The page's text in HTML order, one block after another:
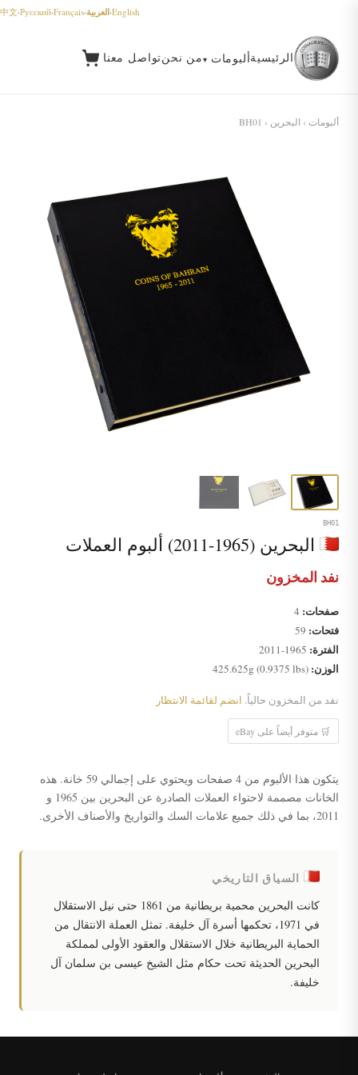
English
·العربية·
Français
·
Русский
·
中文
الرئيسيةألبومات من نحنتواصل معنا
ألبومات › البحرين › BH01
BH01
البحرين (1965-2011) ألبوم العملات
نفد المخزون
صفحات:
فتحات:
الفترة:
الوزن:
نفد من المخزون حالياً. انضم لقائمة الانتظار
🛒 متوفر أيضاً على eBay
يتكون هذا الألبوم من 4 صفحات ويحتوي على إجمالي 59 خانة. هذه
الخانات مصممة لاحتواء العملات الصادرة عن البحرين بين 1965 و
2011، بما في ذلك جميع علامات السك والتواريخ والأصناف الأخرى.
السياق التاريخي
كانت البحرين محمية بريطانية من 1861 حتى نيل الاستقلال
في 1971، تحكمها أسرة آل خليفة. تمثل العملة الانتقال من
الحماية البريطانية خلال الاستقلال والعقود الأولى لمملكة
البحرين الحديثة تحت حكام مثل الشيخ عيسى بن سلمان آل
خليفة.